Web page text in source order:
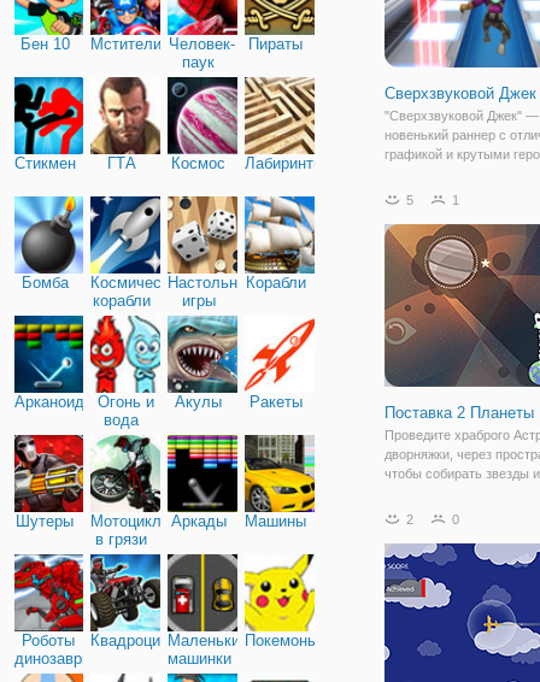
Бен 10 Мстители Человек-
паук
Пираты
Стикмен ГТА Космос Лабиринты
Бомба
Космические
корабли
Настольные
игры
Корабли
Арканоид
Огонь и
вода
Акулы Ракеты
Шутеры
Мотоциклы
в грязи
Аркады Машины
Роботы
динозавры
КвадроциклыМаленькие
машинки
Покемоны
Сверхзвуковой Джек
"Сверхзвуковой Джек" —
новенький раннер с
графикой и крутыми
спецоперацию на
обнаружили и решили с
расправиться. Джека
5 1
Поставка 2 Планеты
Проведите храброго
дворняжки, через
чтобы собирать звезды
Корректировать
Двигаться Ракета,
планет в
2 0